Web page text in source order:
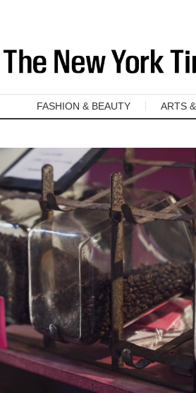
FASHION & BEAUTY ARTS